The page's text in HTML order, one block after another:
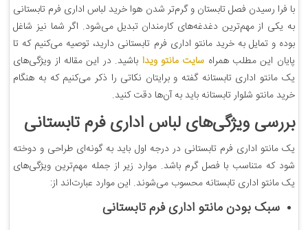
با فرا رسیدن فصل تابستان و گرم‌تر شدن هوا خرید لباس اداری فرم تابستانی
به یکی از مهم‌ترین دغدغه‌های کارمندان تبدیل می‌شود. اگر شما نیز شاغل
بوده و تمایل به خرید مانتو اداری فرم تابستانی دارید، توصیه می‌کنیم که تا
پایان این مطلب همراه سایت مانتو ویدا باشید. در این مقاله از ویژگی‌های
یک مانتو اداری تابستانه گفته و برایتان نکاتی را ذکر می‌کنیم که به هنگام
خرید مانتو شلوار تابستانه باید به آن‌ها دقت کنید.
بررسی ویژگی‌های لباس اداری فرم تابستانی
یک مانتو اداری فرم تابستانی در درجه اول باید به گونه‌ای طراحی و دوخته
شود که متناسب با فصل گرم باشد. موارد زیر از جمله مهم‌ترین ویژگی‌های
یک مانتو اداری تابستانه محسوب می‌شوند. این موارد عبارت‌اند از:
سبک بودن مانتو اداری فرم تابستانی